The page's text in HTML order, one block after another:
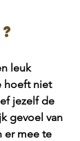
leuk
hoeft niet
jezelf de
gevoel van
er mee te